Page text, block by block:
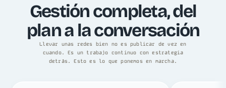
Gestión completa, del
plan a la conversación
Llevar unas redes bien no es publicar de vez en
cuando. Es un trabajo continuo con estrategia
detrás. Esto es lo que ponemos en marcha.